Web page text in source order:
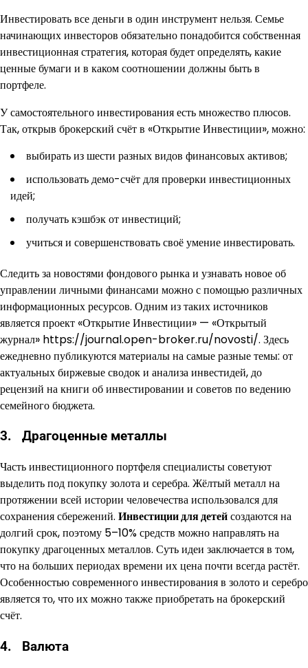
Инвестировать все деньги в один инструмент нельзя. Семье
начинающих инвесторов обязательно понадобится собственная
инвестиционная стратегия, которая будет определять, какие
ценные бумаги и в каком соотношении должны быть в
портфеле.
У самостоятельного инвестирования есть множество плюсов.
Так, открыв брокерский счёт в «Открытие Инвестиции», можно:
выбирать из шести разных видов финансовых активов;
использовать демо-счёт для проверки инвестиционных
идей;
получать кэшбэк от инвестиций;
учиться и совершенствовать своё умение инвестировать.
Следить за новостями фондового рынка и узнавать новое об
управлении личными финансами можно с помощью различных
информационных ресурсов. Одним из таких источников
является проект «Открытие Инвестиции» — «Открытый
журнал» https://journal.open-broker.ru/novosti/. Здесь
ежедневно публикуются материалы на самые разные темы: от
актуальных биржевые сводок и анализа инвестидей, до
рецензий на книги об инвестировании и советов по ведению
семейного бюджета.
3. Драгоценные металлы
Часть инвестиционного портфеля специалисты советуют
выделить под покупку золота и серебра. Жёлтый металл на
протяжении всей истории человечества использовался для
сохранения сбережений. Инвестиции для детейсоздаются на
долгий срок, поэтому 5–10% средств можно направлять на
покупку драгоценных металлов. Суть идеи заключается в том,
что на больших периодах времени их цена почти всегда растёт.
Особенностью современного инвестирования в золото и серебро
является то, что их можно также приобретать на брокерский
счёт.
4. Валюта